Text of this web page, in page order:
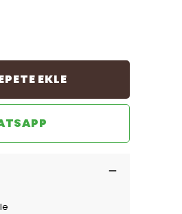
EKLE